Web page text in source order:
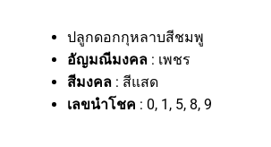
ปลูกดอกกุหลาบสีชมพู
อัญมณีมงคล : เพชร
สีมงคล : สีแสด
เลขนำโชค : 0, 1, 5, 8, 9